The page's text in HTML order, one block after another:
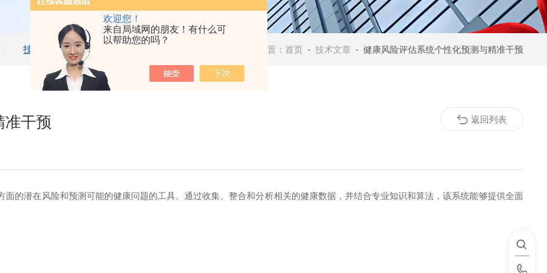
欢迎您！
来自局域网的朋友！有什么可
以帮助您的吗？
技术文章 当前位置： 首页 - 技术文章 - 健康风险评估系统个性化预测与精准干预
准干预
潜在风险和预测可能的健康问题的工具。通过收集、整合和分析相关的健康数据，并结合专业知识和算法，该系统能够提供全面
返回列表